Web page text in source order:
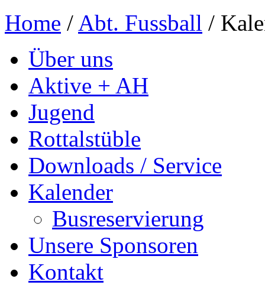
Home / Abt. Fussball /
Über uns
Aktive + AH
Jugend
Rottalstüble
Downloads / Service
Kalender
Busreservierung
Unsere Sponsoren
Kontakt